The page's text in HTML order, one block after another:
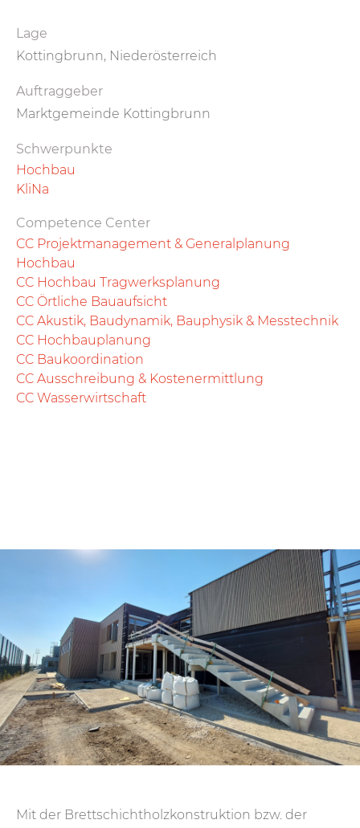
Lage
Kottingbrunn, Niederösterreich
Auftraggeber
Marktgemeinde Kottingbrunn
Schwerpunkte
Hochbau
KliNa
Competence Center
CC Projektmanagement & Generalplanung
Hochbau
CC Hochbau Tragwerksplanung
CC Örtliche Bauaufsicht
CC Akustik, Baudynamik, Bauphysik & Messtechnik
CC Hochbauplanung
CC Baukoordination
CC Ausschreibung & Kostenermittlung
CC Wasserwirtschaft
Mit der Brettschichtholzkonstruktion bzw. der